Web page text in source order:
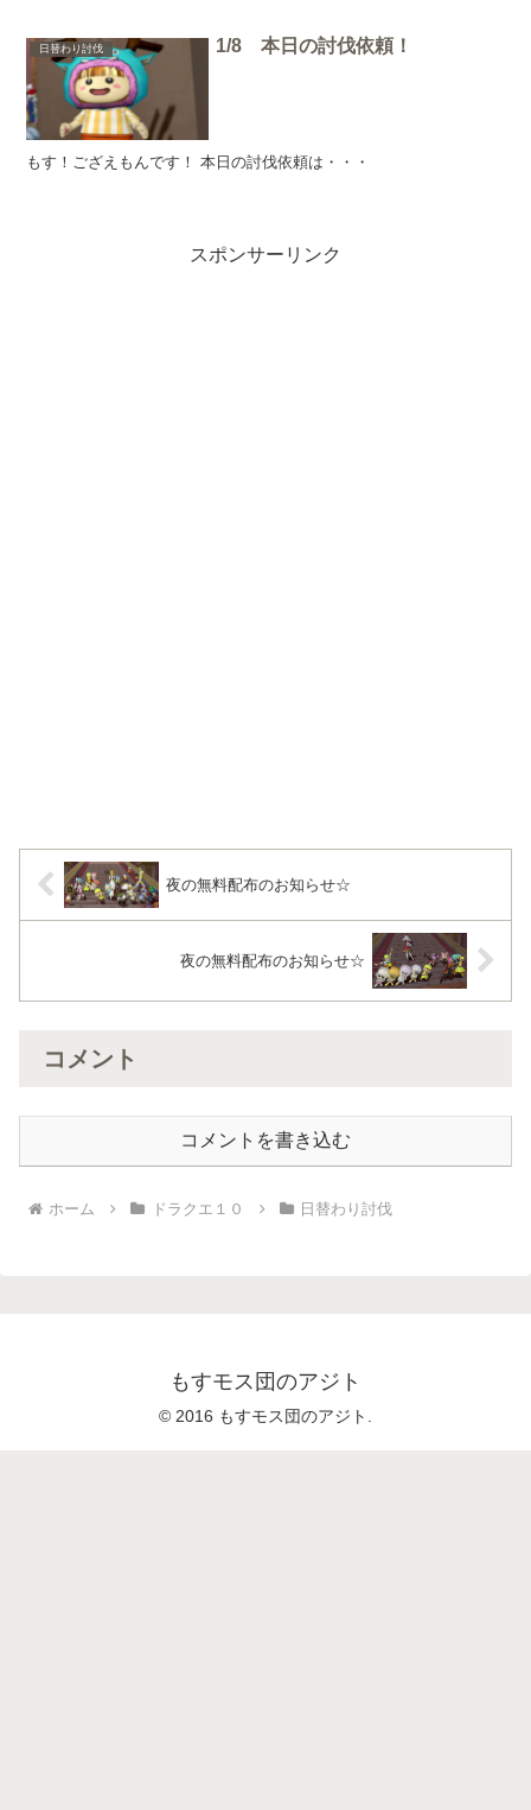
日替わり討伐 1/8 本日の討伐依頼！
もす！ござえもんです！ 本日の討伐依頼は・・・
スポンサーリンク
夜の無料配布のお知らせ☆
夜の無料配布のお知らせ☆
コメント
コメントを書き込む
ホーム ドラクエ１０ 日替わり討伐
もすモス団のアジト
© 2016 もすモス団のアジト.